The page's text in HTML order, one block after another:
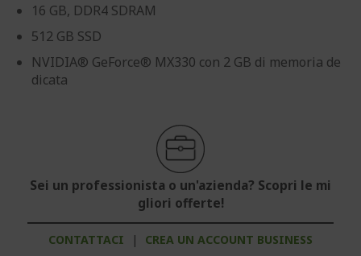
16 GB, DDR4 SDRAM
512 GB SSD
NVIDIA® GeForce® MX330 con 2 GB di memoria de
dicata
Sei un professionista o un'azienda? Scopri le mi
gliori offerte!
CONTATTACI | CREA UN ACCOUNT BUSINESS